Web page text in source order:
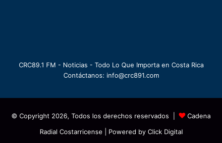
CRC89.1 FM - Noticias - Todo Lo Que Importa en Costa Rica
Contáctanos: info@crc891.com
© Copyright 2026, Todos los derechos reservados |
Cadena
Radial Costarricense | Powered by Click Digital